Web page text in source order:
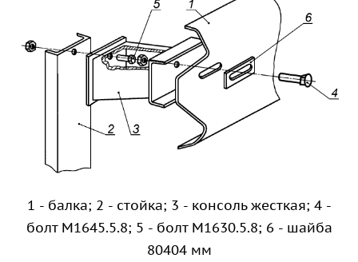
1 - балка; 2 - стойка; 3 - консоль жесткая; 4 -
болт М1645.5.8; 5 - болт М1630.5.8; 6 - шайба
80404 мм